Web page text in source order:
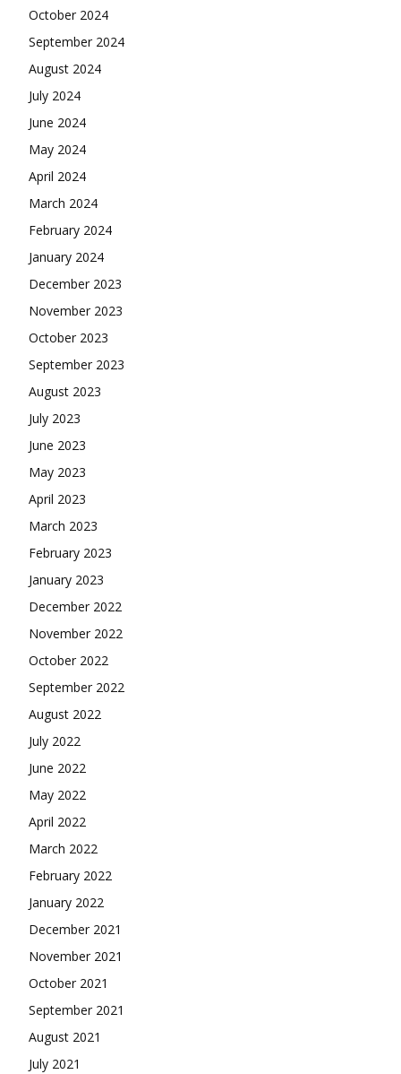
October 2024
September 2024
August 2024
July 2024
June 2024
May 2024
April 2024
March 2024
February 2024
January 2024
December 2023
November 2023
October 2023
September 2023
August 2023
July 2023
June 2023
May 2023
April 2023
March 2023
February 2023
January 2023
December 2022
November 2022
October 2022
September 2022
August 2022
July 2022
June 2022
May 2022
April 2022
March 2022
February 2022
January 2022
December 2021
November 2021
October 2021
September 2021
August 2021
July 2021